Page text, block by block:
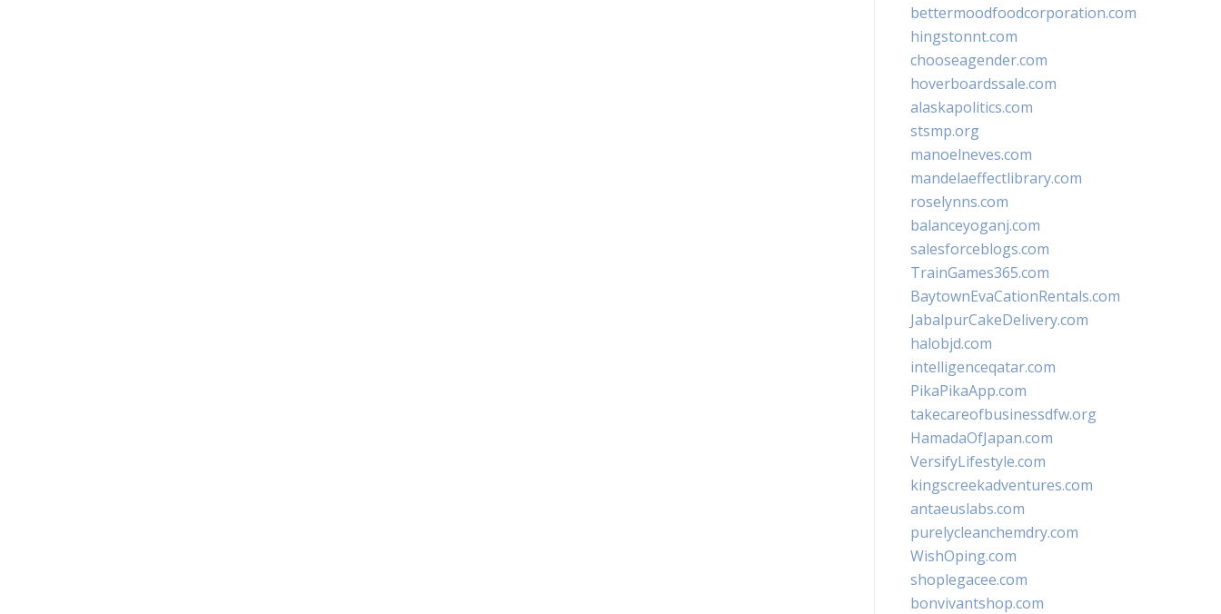
bettermoodfoodcorporation.com
hingstonnt.com
chooseagender.com
hoverboardssale.com
alaskapolitics.com
stsmp.org
manoelneves.com
mandelaeffectlibrary.com
roselynns.com
balanceyoganj.com
salesforceblogs.com
TrainGames365.com
BaytownEvaCationRentals.com
JabalpurCakeDelivery.com
halobjd.com
intelligenceqatar.com
PikaPikaApp.com
takecareofbusinessdfw.org
HamadaOfJapan.com
VersifyLifestyle.com
kingscreekadventures.com
antaeuslabs.com
purelycleanchemdry.com
WishOping.com
shoplegacee.com
bonvivantshop.com